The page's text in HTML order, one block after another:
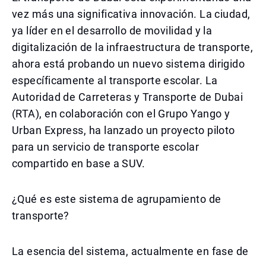
vez más una significativa innovación. La ciudad,
ya líder en el desarrollo de movilidad y la
digitalización de la infraestructura de transporte,
ahora está probando un nuevo sistema dirigido
específicamente al transporte escolar. La
Autoridad de Carreteras y Transporte de Dubai
(RTA), en colaboración con el Grupo Yango y
Urban Express, ha lanzado un proyecto piloto
para un servicio de transporte escolar
compartido en base a SUV.
¿Qué es este sistema de agrupamiento de
transporte?
La esencia del sistema, actualmente en fase de